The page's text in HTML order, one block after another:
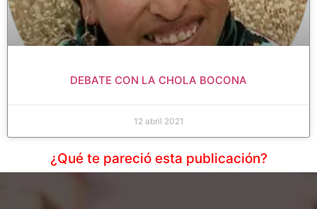
DEBATE CON LA CHOLA BOCONA
12 abril 2021
¿Qué te pareció esta publicación?